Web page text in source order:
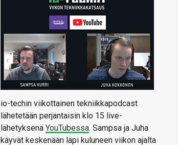
io-techin viikottainen tekniikkapodcast
lähetetään perjantaisin klo 15 live-
lähetyksenä YouTubessa. Sampsa ja Juha
käyvät keskenään läpi kuluneen viikon ajalta